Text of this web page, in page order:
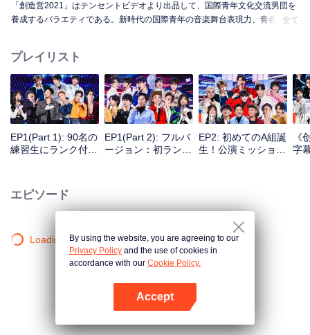
「創造営2021」はテンセントビデオより出品して、国際青年文化交流男団を
養成するバラエティである。新時代の国際青年の音楽舞台表現力、青春の活
て、一緒に文化と専門的な交流を行い、リストラを乗り越えて挑戦を迎え、
一緒に夢を追う。
全て
プレイリスト
EP1(Part 1): 90名の
練習生にランク付け
EP1(Part 2): フルバ
ージョン：初ランク
VIP
EP2: 初めてのA組誕
生！公演ミッション
VIP
《
字
エピソード
Loading…By using the website, you are agreeing to our
Privacy Policy and the use of cookies in
accordance with our Cookie Policy.
Accept